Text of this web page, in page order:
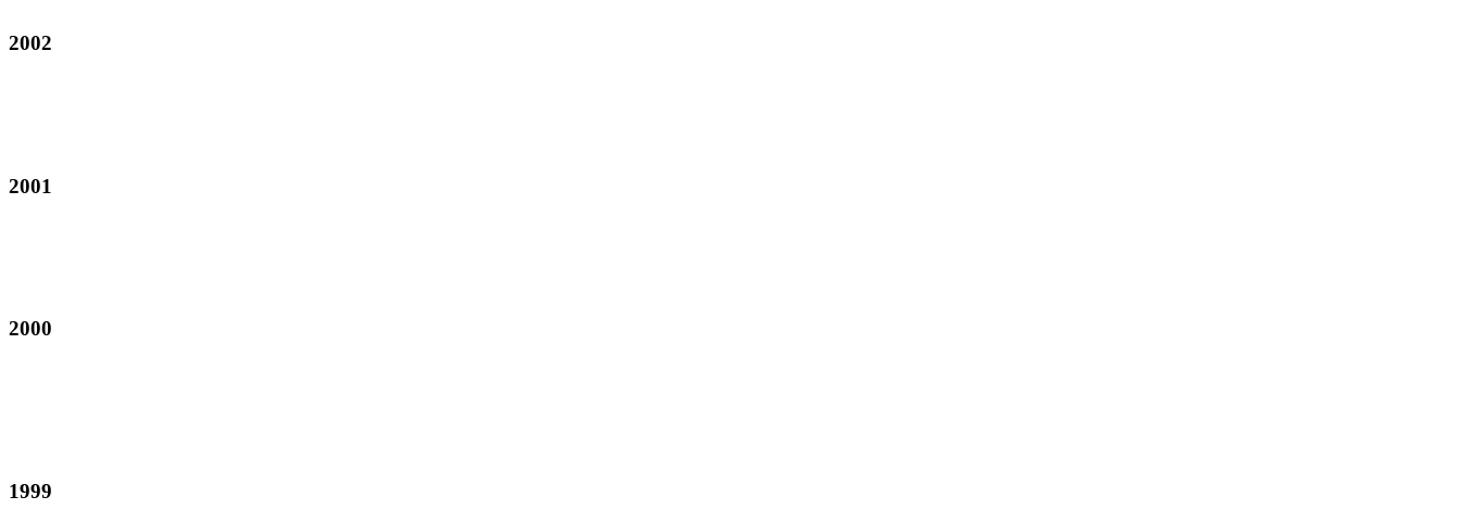
2002
2001
2000
1999